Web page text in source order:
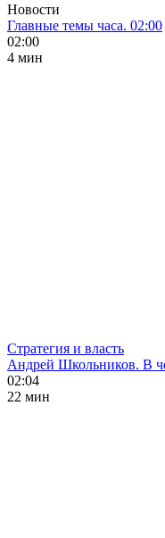
Новости
Главные темы часа. 02:00
02:00
4 мин
Стратегия и власть
Андрей Школьников. В
02:04
22 мин